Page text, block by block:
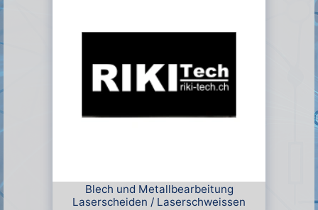
Blech und Metallbearbeitung
Laserscheiden / Laserschweissen